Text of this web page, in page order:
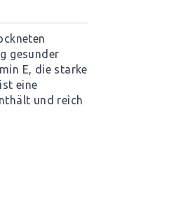
gesunder
E, die starke
eine
und reich